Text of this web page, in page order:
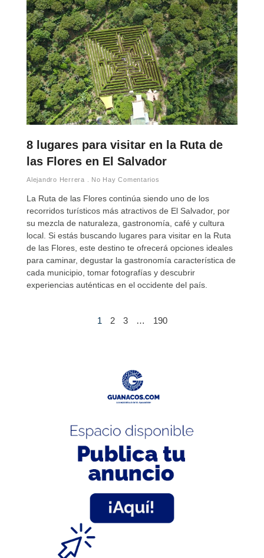
8 lugares para visitar en la Ruta de
las Flores en El Salvador
Alejandro Herrera No Hay Comentarios
La Ruta de las Flores continúa siendo uno de los
recorridos turísticos más atractivos de El Salvador, por
su mezcla de naturaleza, gastronomía, café y cultura
local. Si estás buscando lugares para visitar en la Ruta
de las Flores, este destino te ofrecerá opciones ideales
para caminar, degustar la gastronomía característica de
cada municipio, tomar fotografías y descubrir
experiencias auténticas en el occidente del país.
1 2 3 … 190